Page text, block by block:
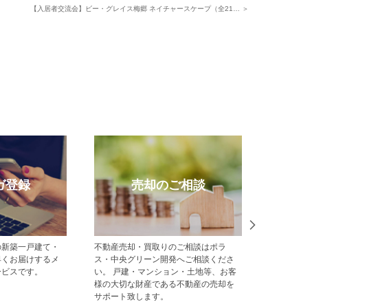
【入居者交流会】ビー・グレイス梅郷 ネイチャースケープ（全21… ＞
登録
築一戸建て・
お届けするメ
スです。
売却のご相談
不動産売却・買取りのご相談はポラ
ス・中央グリーン開発へご相談くださ
い。 戸建・マンション・土地等、お客
様の大切な財産である不動産の売却を
サポート致します。